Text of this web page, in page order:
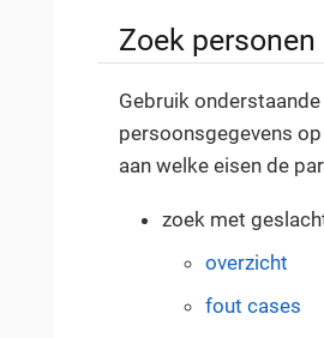
Zoek personen
Gebruik
persoonsgegevens
aan welke eisen de
zoek met
overzicht
fout cases